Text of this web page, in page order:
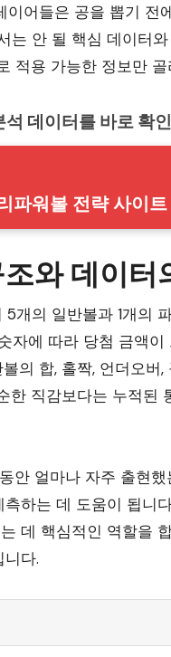
어들은 공을 뽑기 전
는 안 될 핵심 데이터
적용 가능한 정보만
석 데이터를 바로 확
파워볼 전략 사이
와 데이터
개의 일반볼과 1개의
자에 따라 당첨 금액
의 합, 홀짝, 언더오
한 직감보다는 누적된
안 얼마나 자주 출현
하는 데 도움이 됩니
데 핵심적인 역할을
다.